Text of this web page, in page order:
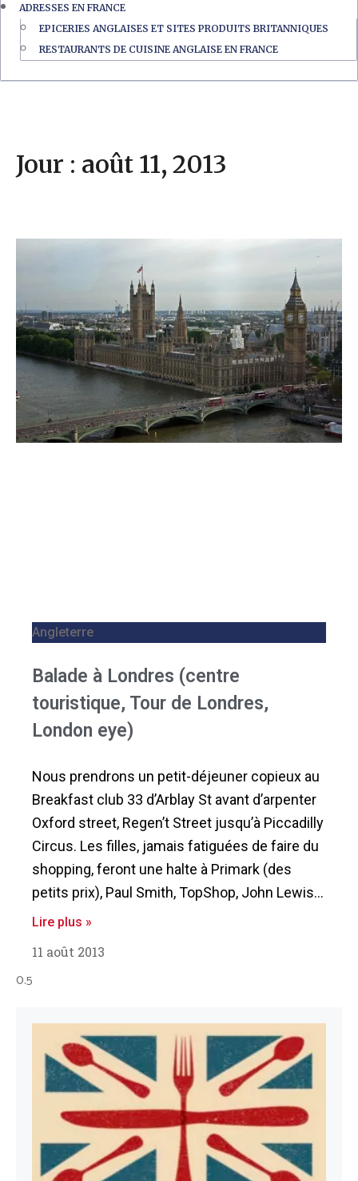
ADRESSES EN FRANCE
EPICERIES ANGLAISES ET SITES PRODUITS BRITANNIQUES
RESTAURANTS DE CUISINE ANGLAISE EN FRANCE
Jour : août 11, 2013
Angleterre
Balade à Londres (centre
touristique, Tour de Londres,
London eye)
Nous prendrons un petit-déjeuner copieux au
Breakfast club 33 d’Arblay St avant d’arpenter
Oxford street, Regen’t Street jusqu’à Piccadilly
Circus. Les filles, jamais fatiguées de faire du
shopping, feront une halte à Primark (des
petits prix), Paul Smith, TopShop, John Lewis…
Lire plus »
11 août 2013